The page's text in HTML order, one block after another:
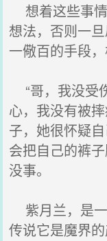
想着这些事
想法，否则一
一儆百的手段
“哥，我没受
心，我没有被
子，她很怀疑
会把自己的裤
没事。
紫月兰，是一
传说它是魔界